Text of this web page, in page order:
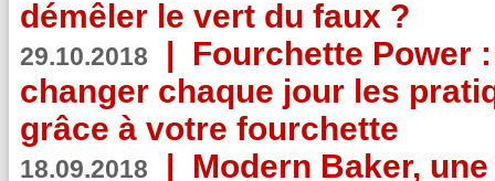
démêler le vert du faux ?
29.10.2018 | Fourchette Power
changer chaque jour les
grâce à votre fourchette
18.09.2018 | Modern Baker,